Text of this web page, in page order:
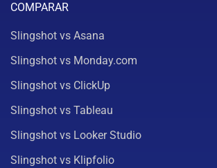
COMPARAR
Slingshot vs Asana
Slingshot vs Monday.com
Slingshot vs ClickUp
Slingshot vs Tableau
Slingshot vs Looker Studio
Slingshot vs Klipfolio